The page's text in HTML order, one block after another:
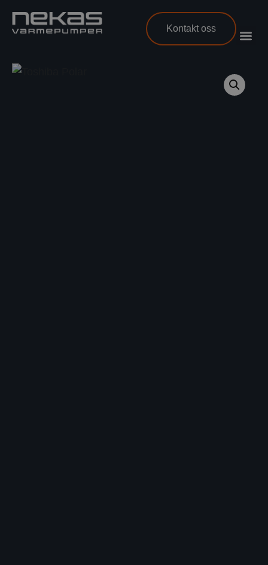
Kontakt oss